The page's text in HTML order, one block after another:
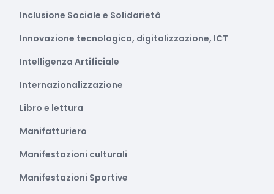
Inclusione Sociale e Solidarietà
Innovazione tecnologica, digitalizzazione, ICT
Intelligenza Artificiale
Internazionalizzazione
Libro e lettura
Manifatturiero
Manifestazioni culturali
Manifestazioni Sportive